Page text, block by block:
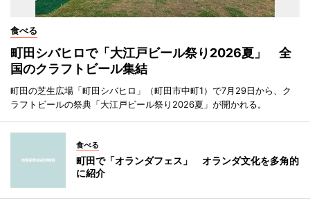
食べる
町田シバヒロで「大江戸ビール祭り2026夏」 全
国のクラフトビール集結
町田の芝生広場「町田シバヒロ」（町田市中町1）で7月29日から、ク
ラフトビールの祭典「大江戸ビール祭り2026夏」が開かれる。
食べる
町田で「オランダフェス」 オランダ文化を多角的
に紹介